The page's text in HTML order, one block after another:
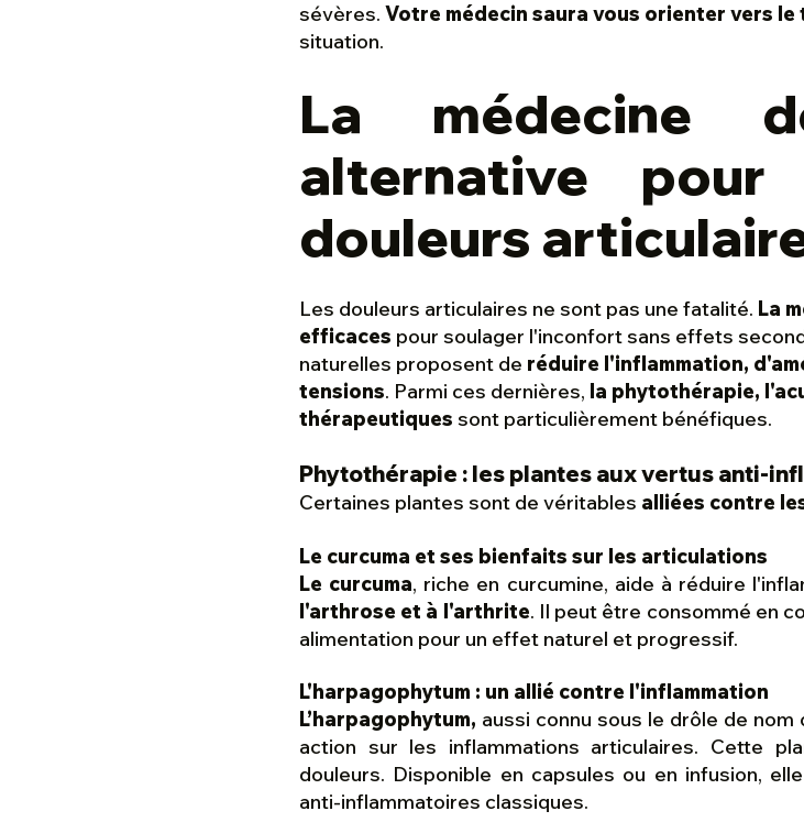
sévères. Votre médecin saura vous orienter vers
situation.
La médecine
alternative pour
douleurs
Les douleurs articulaires ne sont pas une fatalité. La
efficaces pour soulager l'inconfort sans effets
naturelles proposent de réduire l'inflammation,
tensions. Parmi ces dernières, la phytothérapie,
thérapeutiques sont particulièrement bénéfiques.
Phytothérapie : les plantes aux vertus anti-
Certaines plantes sont de véritables alliées contre
Le curcuma et ses bienfaits sur les articulations
Le curcuma, riche en curcumine, aide à réduire
l'arthrose et à l'arthrite. Il peut être consommé en
alimentation pour un effet naturel et progressif.
L'harpagophytum : un allié contre l'inflammation
L’harpagophytum, aussi connu sous le drôle de
action sur les inflammations articulaires. Cette
douleurs. Disponible en capsules ou en infusion,
anti-inflammatoires classiques.